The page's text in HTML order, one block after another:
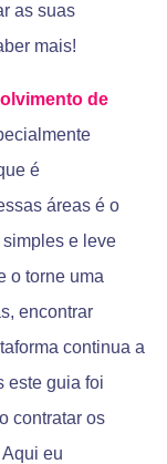
as suas
mais!
de
é
áreas é o
e leve
o torne uma
encontrar
continua a
este guia foi
contratar os
eu